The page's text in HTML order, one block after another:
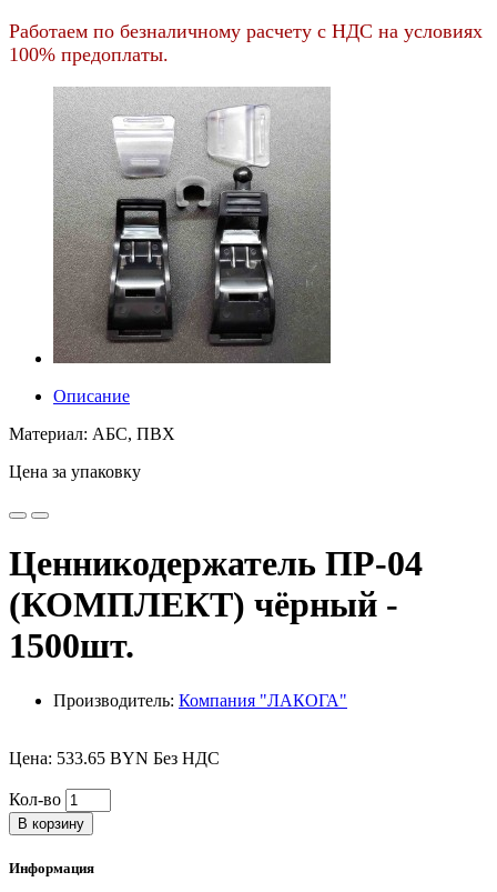
Работаем по безналичному расчету с НДС на условиях
100% предоплаты.
Описание
Материал: АБС, ПВХ
Цена за упаковку
Ценникодержатель ПР-04
(КОМПЛЕКТ) чёрный -
1500шт.
Производитель: Компания "ЛАКОГА"
Цена: 533.65 BYN Без НДС
Кол-во
В корзину
Информация